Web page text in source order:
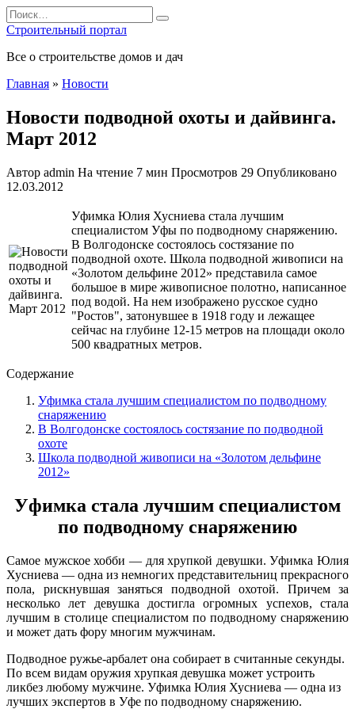
Перейти
к
содержанию
Search
for:
Строительный портал
Все о строительстве домов и дач
Главная » Новости
Новости подводной охоты и дайвинга.
Март 2012
Автор admin На чтение 7 мин Просмотров 29 Опубликовано
12.03.2012
Уфимка Юлия Хусниева стала лучшим
специалистом Уфы по подводному снаряжению.
В Волгодонске состоялось состязание по
подводной охоте. Школа подводной живописи на
«Золотом дельфине 2012» представила самое
большое в мире живописное полотно, написанное
под водой. На нем изображено русское судно
"Ростов", затонувшее в 1918 году и лежащее
сейчас на глубине 12-15 метров на площади около
500 квадратных метров.
Содержание
Уфимка стала лучшим специалистом по подводному
снаряжению
В Волгодонске состоялось состязание по подводной
охоте
Школа подводной живописи на «Золотом дельфине
2012»
Уфимка стала лучшим специалистом
по подводному снаряжению
Самое мужское хобби — для хрупкой девушки. Уфимка Юлия
Хусниева — одна из немногих представительниц прекрасного
пола, рискнувшая заняться подводной охотой. Причем за
несколько лет девушка достигла огромных успехов, стала
лучшим в столице специалистом по подводному снаряжению
и может дать фору многим мужчинам.
Подводное ружье-арбалет она собирает в считанные секунды.
По всем видам оружия хрупкая девушка может устроить
ликбез любому мужчине. Уфимка Юлия Хусниева — одна из
лучших экспертов в Уфе по подводному снаряжению.